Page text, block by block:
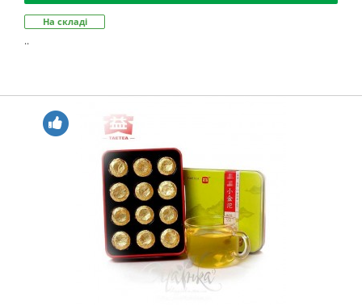
На складі
..